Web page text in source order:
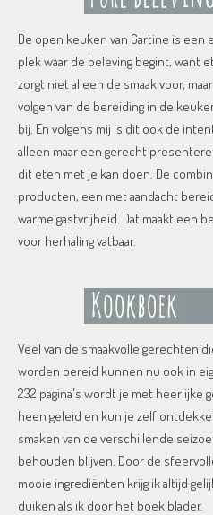
De open keuken van Gartine is een
plek waar de beleving begint, want
zorgt niet alleen de smaak voor,
volgen van de bereiding in de
bij. En volgens mij is dit ook de
alleen maar een gerecht
dit eten met je kan doen. De
producten, een met aandacht
warme gastvrijheid. Dat maakt een
voor herhaling vatbaar.
Veel van de smaakvolle gerechten
worden bereid kunnen nu ook in
232 pagina's wordt je met heerlijke
heen geleid en kun je zelf
smaken van de verschillende
behouden blijven. Door de
mooie ingrediënten krijg ik altijd
duiken als ik door het boek blader.